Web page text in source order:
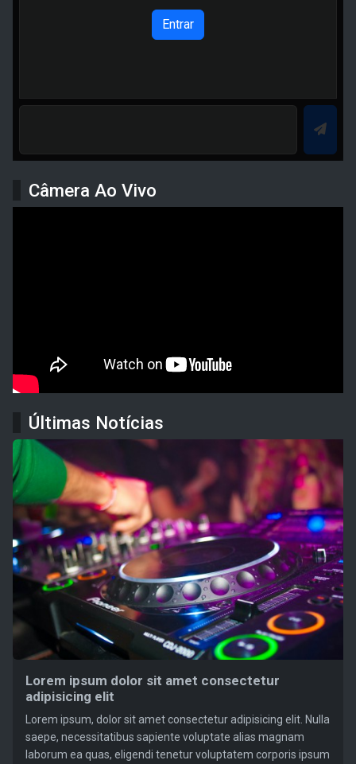
Entrar
Câmera Ao Vivo
Últimas Notícias
Lorem ipsum dolor sit amet consectetur
adipisicing elit
Lorem ipsum, dolor sit amet consectetur adipisicing elit. Nulla
saepe, necessitatibus sapiente voluptate alias magnam
laborum ea quas, eligendi tenetur voluptatem corporis ipsum